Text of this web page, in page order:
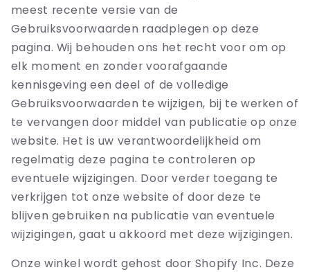
meest recente versie van de
Gebruiksvoorwaarden raadplegen op deze
pagina. Wij behouden ons het recht voor om op
elk moment en zonder voorafgaande
kennisgeving een deel of de volledige
Gebruiksvoorwaarden te wijzigen, bij te werken of
te vervangen door middel van publicatie op onze
website. Het is uw verantwoordelijkheid om
regelmatig deze pagina te controleren op
eventuele wijzigingen. Door verder toegang te
verkrijgen tot onze website of door deze te
blijven gebruiken na publicatie van eventuele
wijzigingen, gaat u akkoord met deze wijzigingen.
Onze winkel wordt gehost door Shopify Inc. Deze